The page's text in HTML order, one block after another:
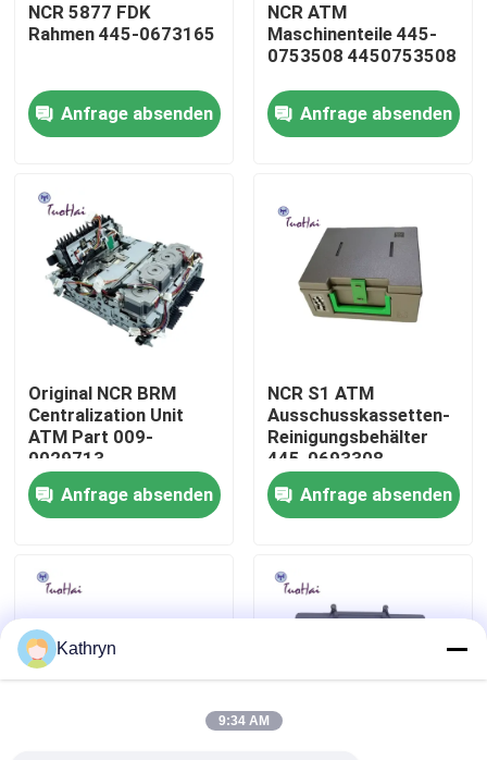
Haus
Produkte
Über uns
Fabrik-Ausflug
Qualitätskontrolle
Treten Sie mit uns in Verbindung
NCR-ATM-Teile
NCR 5877 FDK
Rahmen 445-0673165
Anfrage absenden
NCR ATM
Maschinenteile 445-
0753508 4450753508
Anfrage absenden
Original NCR BRM
Centralization Unit
ATM Part 009-
0029713
Anfrage absenden
NCR S1 ATM
Ausschusskassetten-
Reinigungsbehälter
445-0693308
Anfrage absenden
Kathryn
9:34 AM